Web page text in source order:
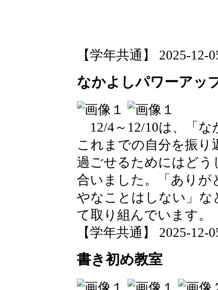
【学年共通】 2025-12-
なかよしパワーアッ
12/4～12/10は、「な
これまでの自分を振
過ごせるためにはど
合いました。「ありが
やなことはしない」な
て取り組んでいます。
【学年共通】 2025-12-
書き初め教室